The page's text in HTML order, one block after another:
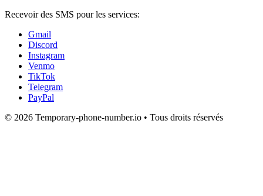
Recevoir des SMS pour les services:
Gmail
Discord
Instagram
Venmo
TikTok
Telegram
PayPal
© 2026 Temporary-phone-number.io • Tous droits réservés